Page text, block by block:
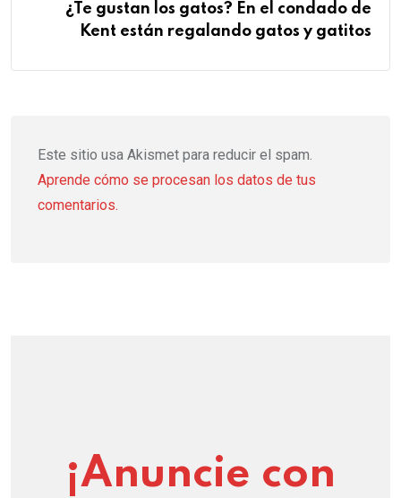
¿Te gustan los gatos? En el condado de
Kent están regalando gatos y gatitos
Este sitio usa Akismet para reducir el spam.
Aprende cómo se procesan los datos de tus
comentarios.
¡Anuncie con